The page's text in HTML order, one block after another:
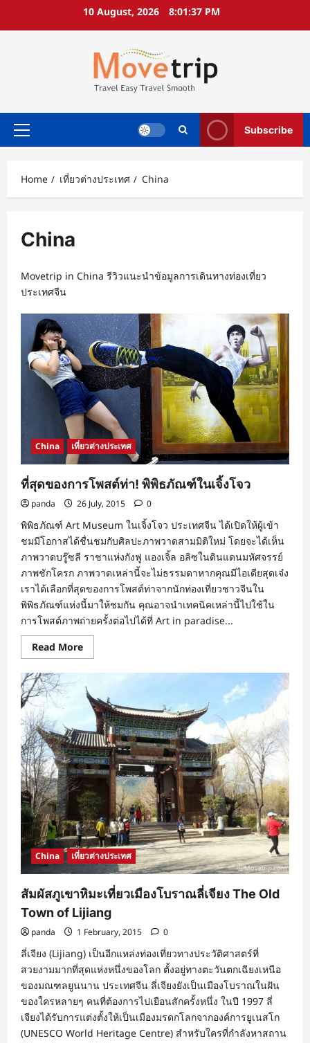
10 August, 2026 8:01:38 PM
Primary
Subscribe
Home เที่ยวต่างประเทศ China
China
Movetrip in China รีวิวแนะนำข้อมูลการเดินทางท่องเที่ยว
ประเทศจีน
China เที่ยวต่างประเทศ
ที่สุดของการโพสต์ท่า! พิพิธภัณฑ์ในเจิ้งโจว
panda 26 July, 2015 0
พิพิธภัณฑ์ Art Museum ในเจิ้งโจว ประเทศจีน ได้เปิดให้ผู้เข้า
ชมมีโอกาสได้ชื่นชมกับศิลปะภาพวาดสามมิติใหม่ โดยจะได้เห็น
ภาพวาดบรู๊ซลี ราชาแห่งกังฟู แองเจิ้ล อลิซในดินแดนมหัศจรรย์
ภาพชักโครก ภาพวาดเหล่านี้จะไม่ธรรมดาหากคุณมีไอเดียสุดเจ๋ง
เราได้เลือกที่สุดของการโพสต์ท่าจากนักท่องเที่ยวชาวจีนใน
พิพิธภัณฑ์แห่งนี้มาให้ชมกัน คุณอาจนำเทคนิคเหล่านี้ไปใช้ใน
การโพสต์ภาพถ่ายครั้งต่อไปได้ที่ Art in paradise...
Read MoreRead
more
ที่สุด
ของ
การ
โพสต์
ท่า!
พิพิธภัณฑ์
ใน
เจิ้ง
โจว
China เที่ยวต่างประเทศ
สัมผัสภูเขาหิมะเที่ยวเมืองโบราณลี่เจียง The Old
Town of Lijiang
panda 1 February, 2015 0
ลี่เจียง (Lijiang) เป็นอีกแหล่งท่องเที่ยวทางประวัติศาสตร์ที่
สวยงามมากที่สุดแห่งหนึ่งของโลก ตั้งอยู่ทางตะวันตกเฉียงเหนือ
ของมณฑลยูนนาน ประเทศจีน ลี่เจียงยังเป็นเมืองโบราณในฝัน
ของใครหลายๆ คนที่ต้องการไปเยือนสักครั้งหนึ่ง ในปี 1997 ลี่
เจียงได้รับการแต่งตั้งให้เป็นเมืองมรดกโลกจากองค์การยูเนสโก
(UNESCO World Heritage Centre) สำหรับใครที่กำลังหาสถาน